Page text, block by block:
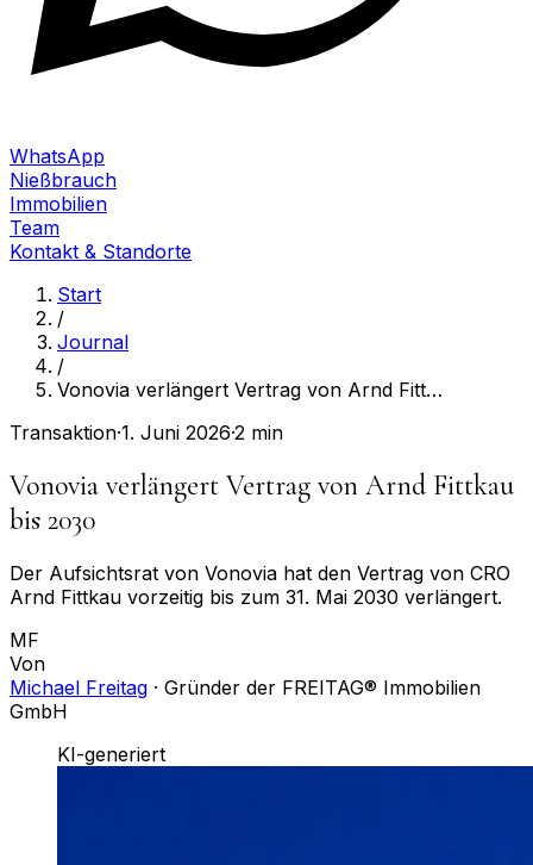
WhatsApp
Nießbrauch
Immobilien
Team
Kontakt & Standorte
Start
/
Journal
/
Vonovia verlängert Vertrag von Arnd Fitt…
Transaktion·1. Juni 2026·2 min
Vonovia verlängert Vertrag von Arnd Fittkau
bis 2030
Der Aufsichtsrat von Vonovia hat den Vertrag von CRO
Arnd Fittkau vorzeitig bis zum 31. Mai 2030 verlängert.
MF
Von
Michael Freitag · Gründer der FREITAG® Immobilien
GmbH
KI-generiert